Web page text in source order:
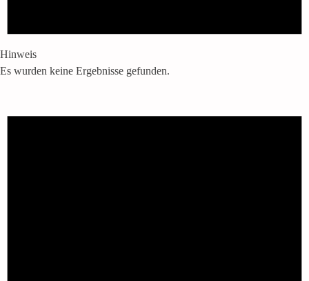
Hinweis
Es wurden keine Ergebnisse gefunden.